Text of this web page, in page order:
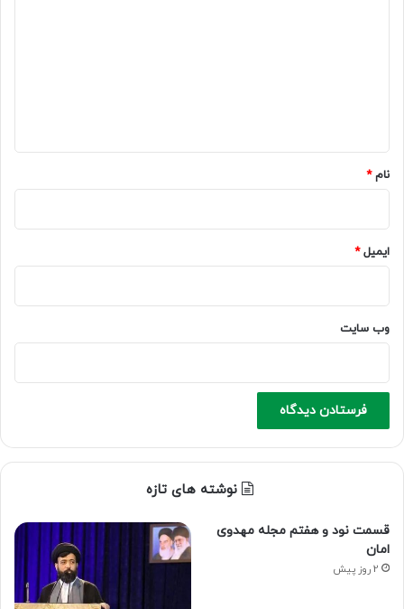
نام*
ایمیل*
وب‌ سایت
نوشته های تازه
قسمت نود و هفتم مجله مهدوی
امان
2 روز پیش